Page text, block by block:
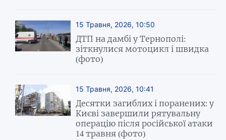
15 Травня, 2026, 10:50
ДТП на дамбі у Тернополі:
зіткнулися мотоцикл і швидка
(фото)
15 Травня, 2026, 10:41
Десятки загиблих і поранених: у
Києві завершили рятувальну
операцію після російської атаки
14 травня (фото)